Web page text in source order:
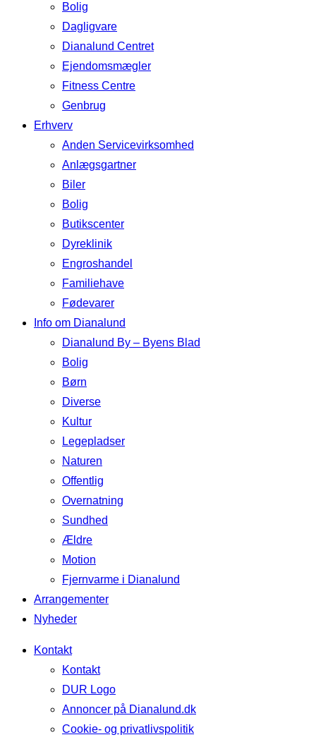
Bolig
Dagligvare
Dianalund Centret
Ejendomsmægler
Fitness Centre
Genbrug
Erhverv
Anden Servicevirksomhed
Anlægsgartner
Biler
Bolig
Butikscenter
Dyreklinik
Engroshandel
Familiehave
Fødevarer
Info om Dianalund
Dianalund By – Byens Blad
Bolig
Børn
Diverse
Kultur
Legepladser
Naturen
Offentlig
Overnatning
Sundhed
Ældre
Motion
Fjernvarme i Dianalund
Arrangementer
Nyheder
Kontakt
Kontakt
DUR Logo
Annoncer på Dianalund.dk
Cookie- og privatlivspolitik